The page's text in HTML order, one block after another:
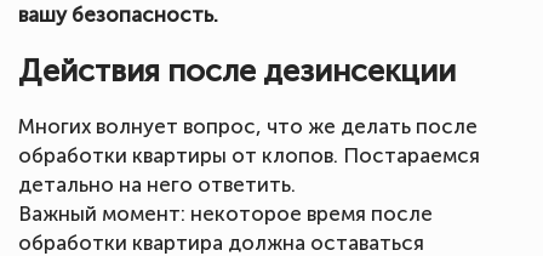
вашу безопасность.
Действия после дезинсекции
Многих волнует вопрос, что же делать после
обработки квартиры от клопов. Постараемся
детально на него ответить.
Важный момент: некоторое время после
обработки квартира должна оставаться